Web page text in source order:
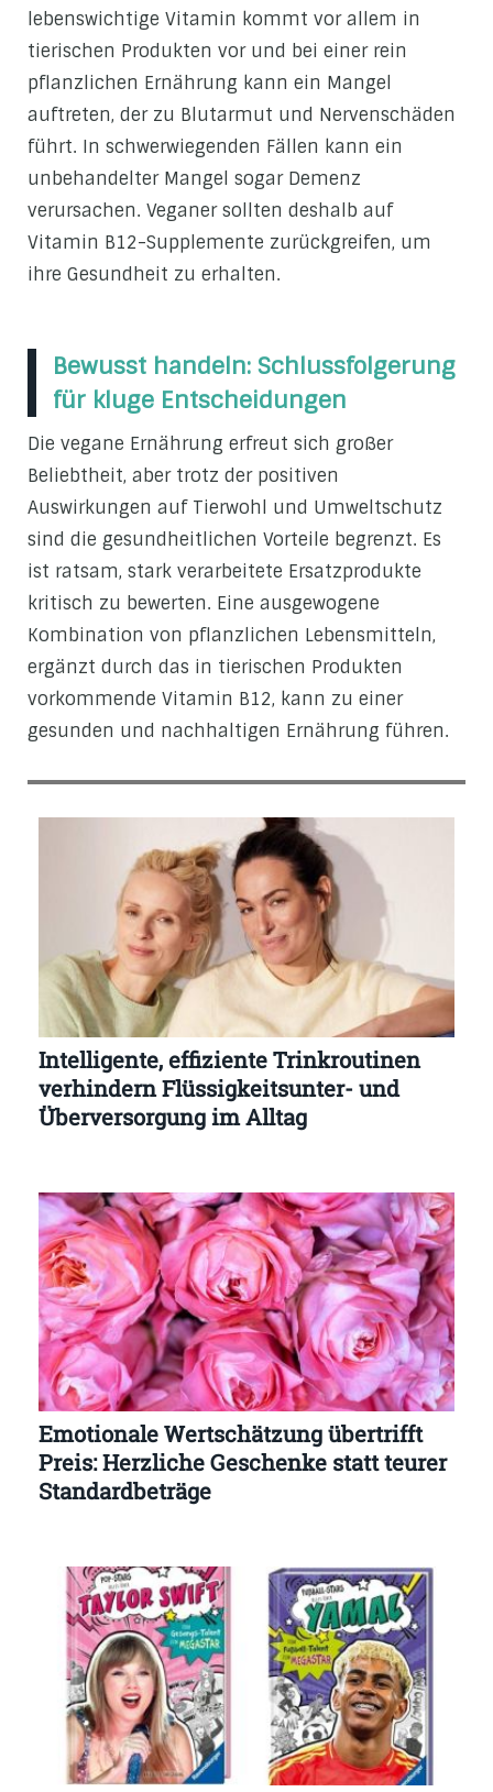
lebenswichtige Vitamin kommt vor allem in
tierischen Produkten vor und bei einer rein
pflanzlichen Ernährung kann ein Mangel
auftreten, der zu Blutarmut und Nervenschäden
führt. In schwerwiegenden Fällen kann ein
unbehandelter Mangel sogar Demenz
verursachen. Veganer sollten deshalb auf
Vitamin B12-Supplemente zurückgreifen, um
ihre Gesundheit zu erhalten.
Bewusst handeln: Schlussfolgerung
für kluge Entscheidungen
Die vegane Ernährung erfreut sich großer
Beliebtheit, aber trotz der positiven
Auswirkungen auf Tierwohl und Umweltschutz
sind die gesundheitlichen Vorteile begrenzt. Es
ist ratsam, stark verarbeitete Ersatzprodukte
kritisch zu bewerten. Eine ausgewogene
Kombination von pflanzlichen Lebensmitteln,
ergänzt durch das in tierischen Produkten
vorkommende Vitamin B12, kann zu einer
gesunden und nachhaltigen Ernährung führen.
Intelligente, effiziente Trinkroutinen
verhindern Flüssigkeitsunter- und
Überversorgung im Alltag
Emotionale Wertschätzung übertrifft
Preis: Herzliche Geschenke statt teurer
Standardbeträge